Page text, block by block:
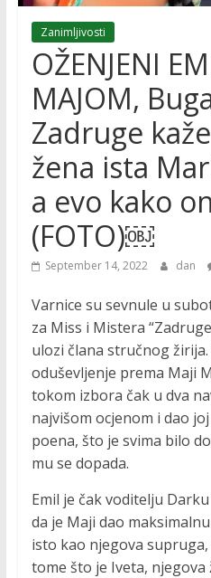
Zanimljivosti
OŽENJENI
MAJOM,
Zadruge
žena ista
a evo kako
(FOTO)￼
September 14, 2022 dan
Varnice su sevnule u
za Miss i Mistera
ulozi člana stručnog
oduševljenje prema Maji
tokom izbora čak u dva
najvišom ocjenom i dao
poena, što je svima bilo
mu se dopada.
Emil je čak voditelju
da je Maji dao
isto kao njegova
tome što je Iveta, njegova